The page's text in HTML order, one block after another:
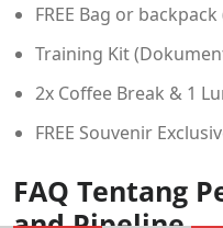
FREE Bag or
Training Kit
2x Coffee Break & 1
FREE Souvenir
FAQ Tentang